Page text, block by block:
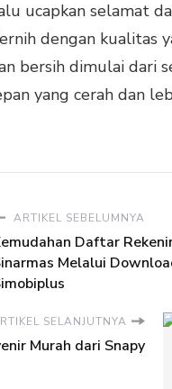
ucapkan selamat
dengan kualitas
bersih dimulai dari
yang cerah dan
ARTIKEL SEBELUMNYA
Daftar
Melalui
SELANJUTNYA
Murah dari Snapy